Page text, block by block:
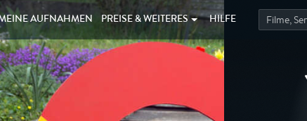
AUFNAHMEN PREISE & WEITERES HILFE